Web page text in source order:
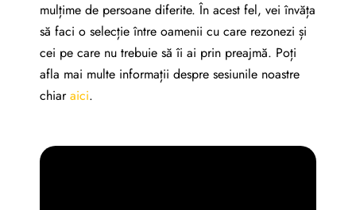
mulțime de persoane diferite. În acest fel, vei învăța
să faci o selecție între oamenii cu care rezonezi și
cei pe care nu trebuie să îi ai prin preajmă. Poți
afla mai multe informații despre sesiunile noastre
chiaraici.